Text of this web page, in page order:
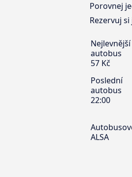
Porovnej
Rezervuj
Nejlevnější
autobus
57 Kč
Poslední
autobus
22:00
ALSA